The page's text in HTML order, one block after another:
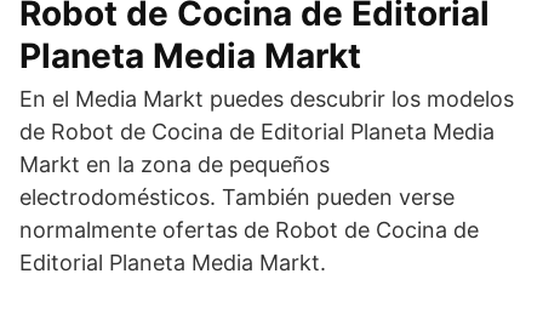
Robot de Cocina de Editorial
Planeta Media Markt
En el Media Markt puedes descubrir los modelos
de Robot de Cocina de Editorial Planeta Media
Markt en la zona de pequeños
electrodomésticos. También pueden verse
normalmente ofertas de Robot de Cocina de
Editorial Planeta Media Markt.